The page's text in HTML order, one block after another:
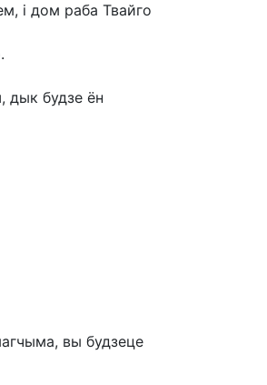
і дом раба Твайго
дык будзе ён
вы будзеце